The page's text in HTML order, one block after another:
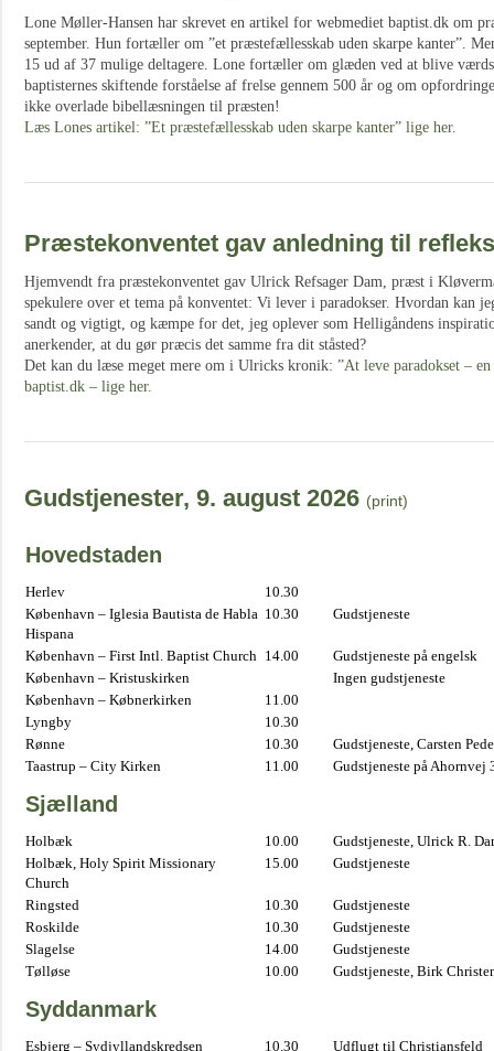
Lone Møller-Hansen har skrevet en artikel for webmediet baptist.dk om
september. Hun fortæller om ”et præstefællesskab uden skarpe kanter”.
15 ud af 37 mulige deltagere. Lone fortæller om glæden ved at blive
baptisternes skiftende forståelse af frelse gennem 500 år og om
ikke overlade bibellæsningen til præsten!
Læs Lones artikel: ”Et præstefællesskab uden skarpe kanter” lige her.
Præstekonventet gav anledning til
Hjemvendt fra præstekonventet gav Ulrick Refsager Dam, præst i
spekulere over et tema på konventet: Vi lever i paradokser. Hvordan kan
sandt og vigtigt, og kæmpe for det, jeg oplever som Helligåndens
anerkender, at du gør præcis det samme fra dit ståsted?
Det kan du læse meget mere om i Ulricks kronik: ”At leve paradokset –
baptist.dk – lige her.
Gudstjenester, 9. august 2026 (print)
Hovedstaden
Herlev
10.30
København – Iglesia Bautista de Habla
Hispana
10.30 Gudstjeneste
København – First Intl. Baptist Church 14.00
Gudstjeneste på engelsk
København – Kristuskirken
Ingen gudstjeneste
København – Købnerkirken
11.00
Lyngby
10.30
Rønne
10.30
Gudstjeneste, Carsten
Taastrup – City Kirken
11.00 Gudstjeneste på Ahornvej
Sjælland
Holbæk 10.00
Gudstjeneste, Ulrick R.
Holbæk, Holy Spirit Missionary
Church
15.00 Gudstjeneste
Ringsted 10.30
Gudstjeneste
Roskilde
10.30
Gudstjeneste
Slagelse
14.00
Gudstjeneste
Tølløse
10.00 Gudstjeneste, Birk
Syddanmark
Esbjerg – Sydjyllandskredsen 10.30 Udflugt til Christiansfeld